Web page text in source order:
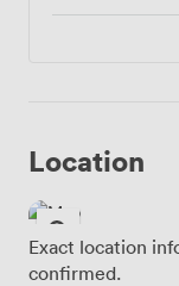
Location
Exact location
confirmed.